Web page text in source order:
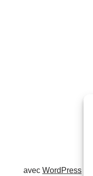
avec WordPress